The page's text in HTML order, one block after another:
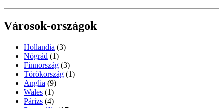
Városok-országok
Hollandia (3)
Nógrád (1)
Finnország (3)
Törökország (1)
Anglia (9)
Wales (1)
Párizs (4)